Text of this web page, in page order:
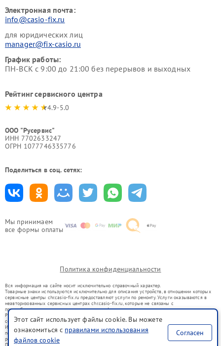
Мы принимаем
все формы оплаты
Электронная почта:
info@casio-fix.ru
для юридических лиц
manager@fix-casio.ru
График работы:
ПН-ВСК с 9:00 до 21:00 без перерывов и выходных
Рейтинг сервисного центра
4.9-5.0
ООО "Русервис"
ИНН 7702633247
ОГРН 1077746335776
Поделиться в соц. сетях:
Политика конфиденциальности
Вся информация на сайте носит исключительно справочный характер.
Товарные знаки используются исключительно для описания устройств, в отношении которых
сервисные центры chr.casio-fix.ru предоставляют услуги по ремонту. Услуги оказываются в
неавторизованных сервисных центрах chr.casio-fix.ru, которые не связаны с
правообладателями товарных знаков или их официальными представителями.
Ремонт осуществляется для устройств, уже введенных в гражданский оборот в соответствии
со статьей 1487 ГК РФ.
Использование товарных знаков не преследует цели индивидуализации услуг или введения
потребителей в заблуждение, а служит для информирования о предоставляемых услугах по
ремонту техники указанных брендов.
Представленная на сайте информация не является публичной офертой, определяемой
Этот сайт использует файлы cookie. Вы можете
ознакомиться с правилами использования
файлов cookie
Согласен